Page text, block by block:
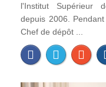
l'Institut Supérieur
depuis 2006.
Chef de dépôt ...